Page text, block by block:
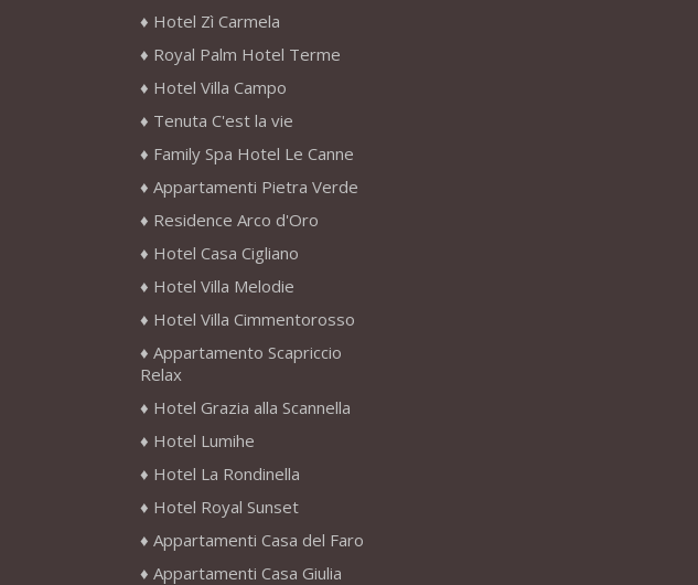
Hotel Zì Carmela
Royal Palm Hotel Terme
Hotel Villa Campo
Tenuta C'est la vie
Family Spa Hotel Le Canne
Appartamenti Pietra Verde
Residence Arco d'Oro
Hotel Casa Cigliano
Hotel Villa Melodie
Hotel Villa Cimmentorosso
Appartamento Scapriccio
Relax
Hotel Grazia alla Scannella
Hotel Lumihe
Hotel La Rondinella
Hotel Royal Sunset
Appartamenti Casa del Faro
Appartamenti Casa Giulia